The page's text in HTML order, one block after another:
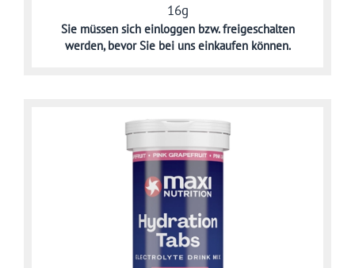
16g
Sie müssen sich einloggen bzw. freigeschalten
werden,bevor Sie bei uns einkaufen können.